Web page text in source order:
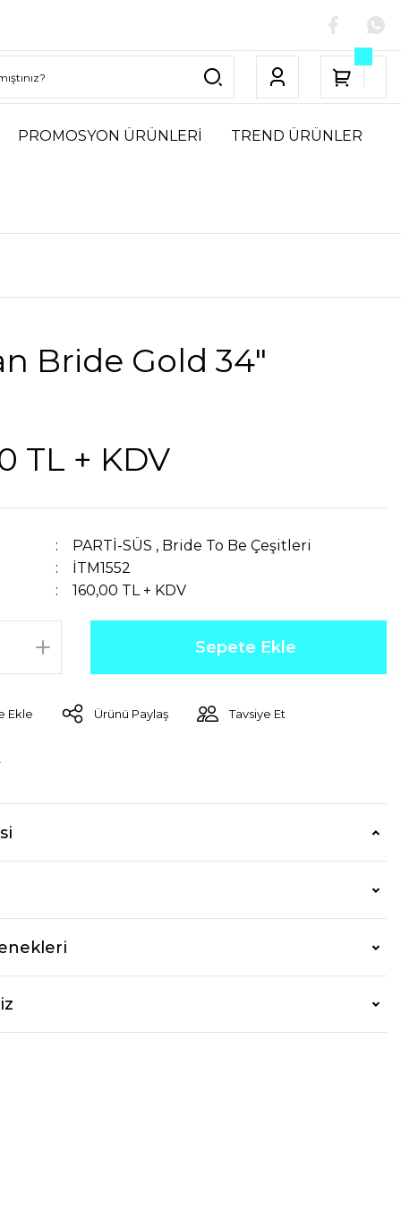
PROMOSYON ÜRÜNLERİ TREND ÜRÜNLER
Bride Gold 34″
TL + KDV
PARTİ-SÜS , Bride To Be Çeşitleri
İTM1552
160,00 TL + KDV
Sepete Ekle
Ürünü Paylaş Tavsiye Et